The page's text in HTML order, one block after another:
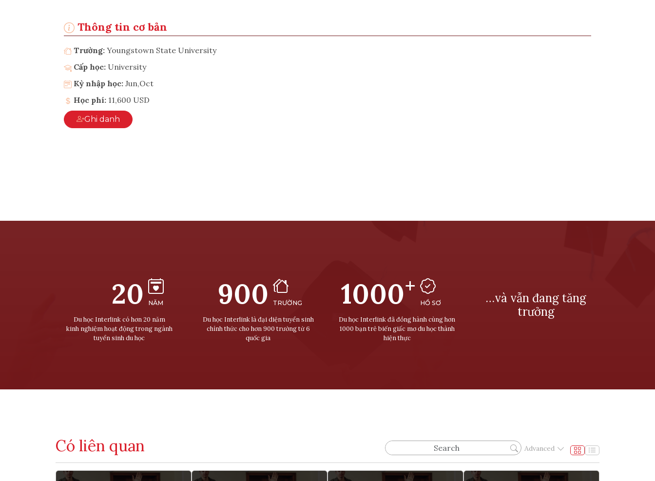
Thông tin cơ bản
Trường: Youngstown State University
Cấp học: University
Kỳ nhập học: Jun,Oct
Học phí: 11,600 USD
Ghi danh
20 NĂM
Du học Interlink có hơn 20 năm
kinh nghiệm hoạt động trong ngành
tuyển sinh du học
900 TRƯỜNG
Du học Interlink là đại diện tuyển sinh
chính thức cho hơn 900 trường từ 6
quốc gia
1000+
HỒ SƠ
Du học Interlink đã đồng hành cùng hơn
1000 bạn trẻ biến giấc mơ du học thành
hiện thực
…và vẫn đang tăng
trưởng
Có liên quan Advanced